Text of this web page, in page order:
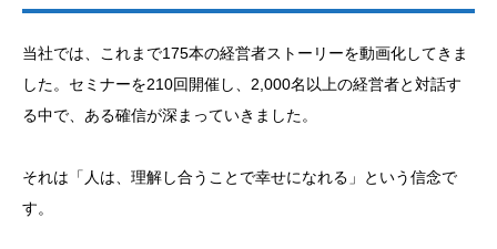
当社では、これまで175本の経営者ストーリーを動画化してきま
した。セミナーを210回開催し、2,000名以上の経営者と対話す
る中で、ある確信が深まっていきました。
それは「人は、理解し合うことで幸せになれる」という信念で
す。